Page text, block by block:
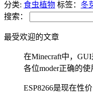
分类: 食虫植物 标签： 冬
搜索：
最受欢迎的文章
在Minecraft中，
各位moder正确的使
ESP8266是现在性